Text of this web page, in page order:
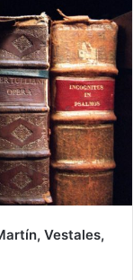
Vestales,